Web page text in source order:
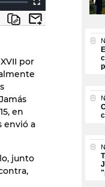
por
en
envió a
junto